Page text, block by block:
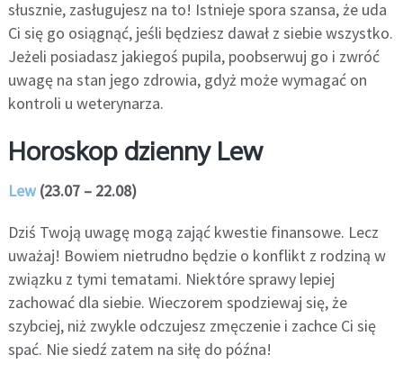
słusznie, zasługujesz na to! Istnieje spora szansa, że uda
Ci się go osiągnąć, jeśli będziesz dawał z siebie wszystko.
Jeżeli posiadasz jakiegoś pupila, poobserwuj go i zwróć
uwagę na stan jego zdrowia, gdyż może wymagać on
kontroli u weterynarza.
Horoskop dzienny Lew
Lew(23.07 – 22.08)
Dziś Twoją uwagę mogą zająć kwestie finansowe. Lecz
uważaj! Bowiem nietrudno będzie o konflikt z rodziną w
związku z tymi tematami. Niektóre sprawy lepiej
zachować dla siebie. Wieczorem spodziewaj się, że
szybciej, niż zwykle odczujesz zmęczenie i zachce Ci się
spać. Nie siedź zatem na siłę do późna!